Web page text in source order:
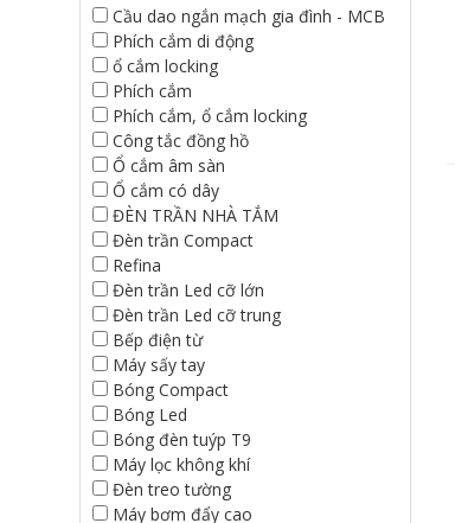
Cầu dao ngắn mạch gia đình - MCB
Phích cắm di động
ổ cắm locking
Phích cắm
Phích cắm, ổ cắm locking
Công tắc đồng hồ
Ổ cắm âm sàn
Ổ cắm có dây
ĐÈN TRẦN NHÀ TẮM
Đèn trần Compact
Refina
Đèn trần Led cỡ lớn
Đèn trần Led cỡ trung
Bếp điện từ
Máy sấy tay
Bóng Compact
Bóng Led
Bóng đèn tuýp T9
Máy lọc không khí
Đèn treo tường
Máy bơm đẩy cao